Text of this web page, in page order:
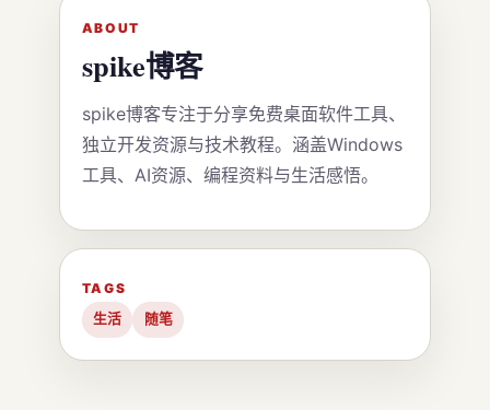
ABOUT
spike博客
spike博客专注于分享免费桌面软件工具、
独立开发资源与技术教程。涵盖Windows
工具、AI资源、编程资料与生活感悟。
TAGS
生活
随笔